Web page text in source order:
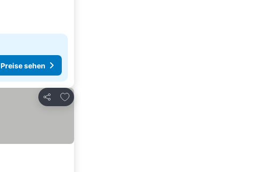
Preise sehen
Teilen
Zu Favoriten hinzufügen